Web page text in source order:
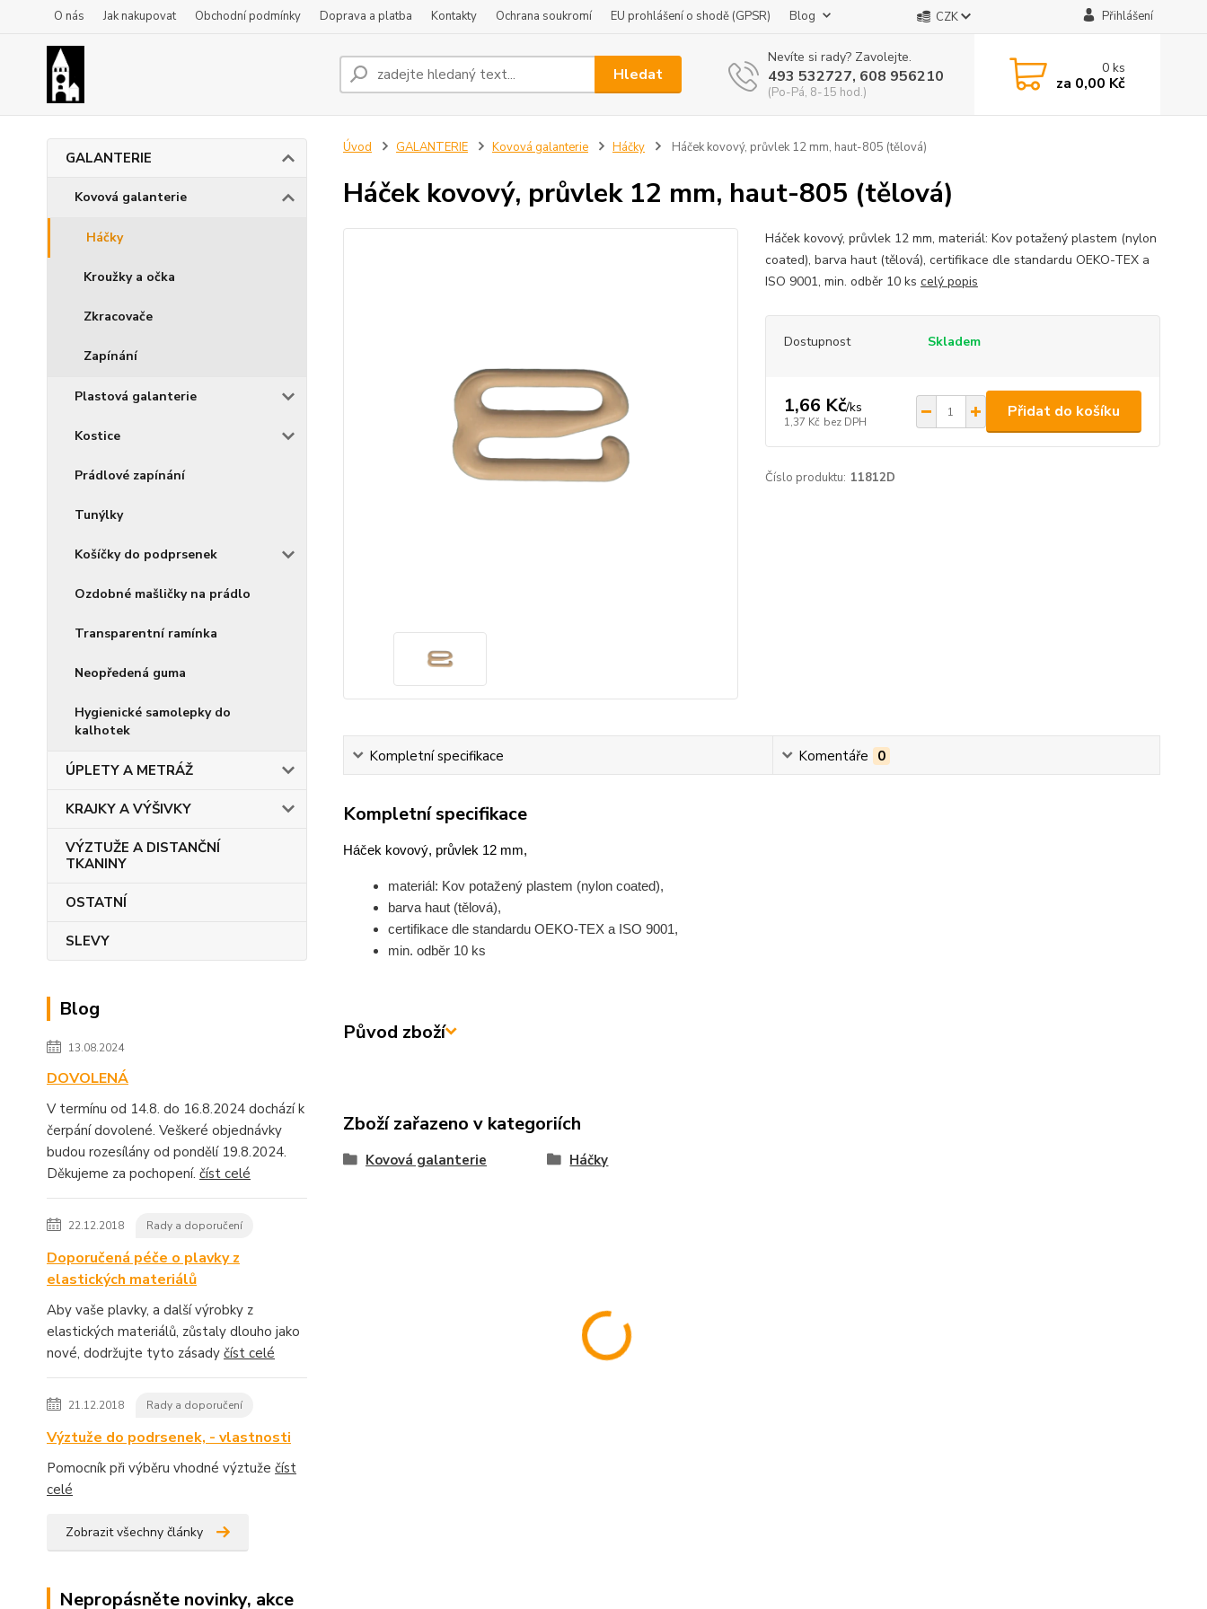
O nás Jak nakupovat Obchodní podmínky Doprava a platba Kontakty Ochrana soukromí EU prohlášení o shodě (GPSR) Blog CZK Přihlášení
Hledat
Nevíte si rady? Zavolejte.
493 532727, 608 956210
(Po-Pá, 8-15 hod.)
0ks
za 0,00 Kč
GALANTERIE
Kovová galanterie
Háčky
Kroužky a očka
Zkracovače
Zapínání
Plastová galanterie
Kostice
Prádlové zapínání
Tunýlky
Košíčky do podprsenek
Ozdobné mašličky na prádlo
Transparentní ramínka
Neopředená guma
Hygienické samolepky do
kalhotek
ÚPLETY A METRÁŽ
KRAJKY A VÝŠIVKY
VÝZTUŽE A DISTANČNÍ
TKANINY
OSTATNÍ
SLEVY
Blog
13.08.2024
DOVOLENÁ
V termínu od 14.8. do 16.8.2024 dochází k
čerpání dovolené. Veškeré objednávky
budou rozesílány od pondělí 19.8.2024.
Děkujeme za pochopení. číst celé
22.12.2018 Rady a doporučení
Doporučená péče o plavky z
elastických materiálů
Aby vaše plavky, a další výrobky z
elastických materiálů, zůstaly dlouho jako
nové, dodržujte tyto zásady číst celé
21.12.2018 Rady a doporučení
Výztuže do podrsenek, - vlastnosti
Pomocník při výběru vhodné výztuže číst
celé
Zobrazit všechny články
Nepropásněte novinky, akce
Úvod GALANTERIE Kovová galanterie Háčky Háček kovový, průvlek 12 mm, haut-805 (tělová)
Háček kovový, průvlek 12 mm, haut-805 (tělová)
Háček kovový, průvlek 12 mm, materiál: Kov potažený plastem (nylon
coated), barva haut (tělová), certifikace dle standardu OEKO-TEX a
ISO 9001, min. odběr 10 ks celý popis
Dostupnost Skladem
1,66 Kč/ks
1,37 Kč bez DPH
Přidat do košíku
Číslo produktu: 11812D
Kompletní specifikace Komentáře 0
Kompletní specifikace
Háček kovový, průvlek 12 mm,
materiál: Kov potažený plastem (nylon coated),
barva haut (tělová),
certifikace dle standardu OEKO-TEX a ISO 9001,
min. odběr 10 ks
Původ zboží
Zboží zařazeno v kategoriích
Kovová galanterie Háčky